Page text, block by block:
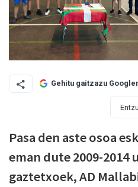
Gehitu gaitzazu
Pasa den aste osoa
eman dute 2009-
gaztetxoek, AD